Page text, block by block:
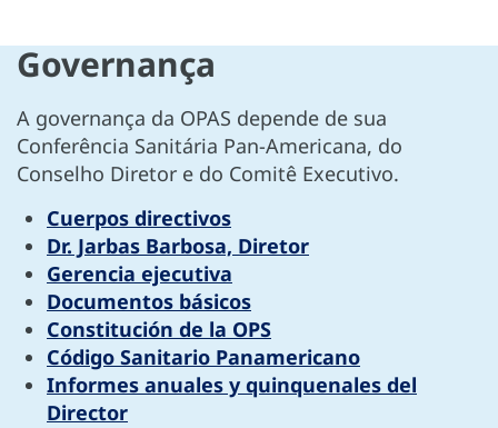
Governança
A governança da OPAS depende de sua
Conferência Sanitária Pan-Americana, do
Conselho Diretor e do Comitê Executivo.
Cuerpos directivos
Dr. Jarbas Barbosa, Diretor
Gerencia ejecutiva
Documentos básicos
Constitución de la OPS
Código Sanitario Panamericano
Informes anuales y quinquenales del
Director